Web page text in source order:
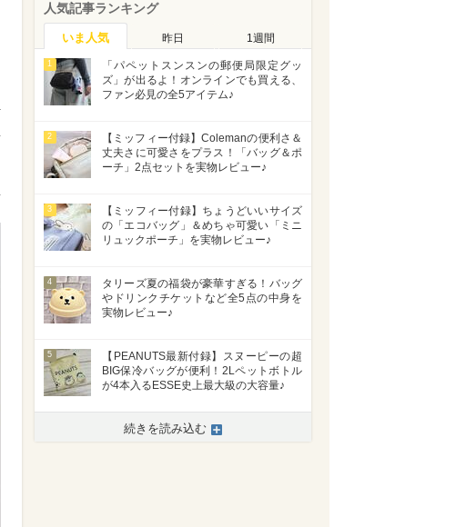
人気記事ランキング
いま人気 昨日 1週間
1
「パペットスンスンの郵便局限定グッ
ズ」が出るよ！オンラインでも買える、
ファン必見の全5アイテム♪
2
【ミッフィー付録】Colemanの便利さ＆
丈夫さに可愛さをプラス！「バッグ＆ポ
ーチ」2点セットを実物レビュー♪
3
【ミッフィー付録】ちょうどいいサイズ
の「エコバッグ」＆めちゃ可愛い「ミニ
リュックポーチ」を実物レビュー♪
4
タリーズ夏の福袋が豪華すぎる！バッグ
やドリンクチケットなど全5点の中身を
実物レビュー♪
5
【PEANUTS最新付録】スヌーピーの超
BIG保冷バッグが便利！2Lペットボトル
が4本入るESSE史上最大級の大容量♪
続きを読み込む